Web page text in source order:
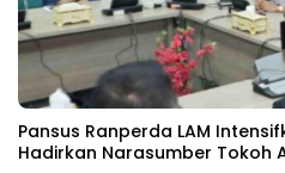
Pansus Ranperda LAM
Hadirkan Narasumber Tokoh